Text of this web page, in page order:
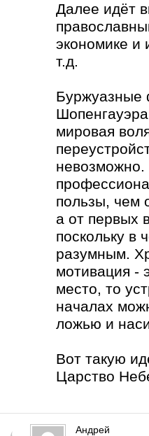
Далее идёт
экономике и
т.д.
Буржуазные
мировая
невозможно.
пользы, чем
а от первых
поскольку в
разумным.
мотивация -
место, то
началах
ложью и
Вот такую
Царство
Андрей